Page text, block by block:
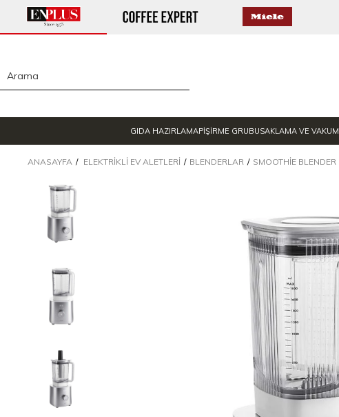
GIDA HAZIRLAMAPİŞİRME GRUBUSAKLAMA VE VAKUM
ANASAYFA ELEKTRIKLI EV ALETLERI BLENDERLAR SMOOTHIE BLENDER